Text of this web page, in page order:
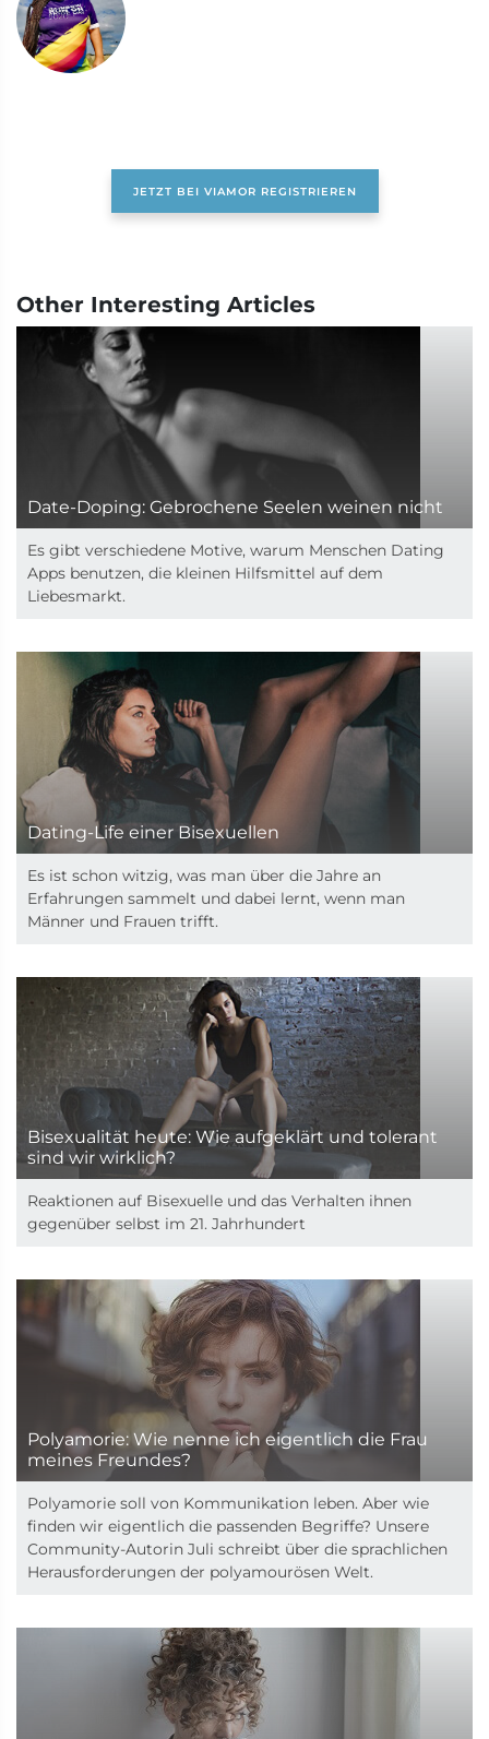
JETZT BEI VIAMOR REGISTRIEREN
Other Interesting Articles
Date-Doping: Gebrochene Seelen weinen nicht
Es gibt verschiedene Motive, warum Menschen Dating
Apps benutzen, die kleinen Hilfsmittel auf dem
Liebesmarkt.
Dating-Life einer Bisexuellen
Es ist schon witzig, was man über die Jahre an
Erfahrungen sammelt und dabei lernt, wenn man
Männer und Frauen trifft.
Bisexualität heute: Wie aufgeklärt und tolerant
sind wir wirklich?
Reaktionen auf Bisexuelle und das Verhalten ihnen
gegenüber selbst im 21. Jahrhundert
Polyamorie: Wie nenne ich eigentlich die Frau
meines Freundes?
Polyamorie soll von Kommunikation leben. Aber wie
finden wir eigentlich die passenden Begriffe? Unsere
Community-Autorin Juli schreibt über die sprachlichen
Herausforderungen der polyamourösen Welt.